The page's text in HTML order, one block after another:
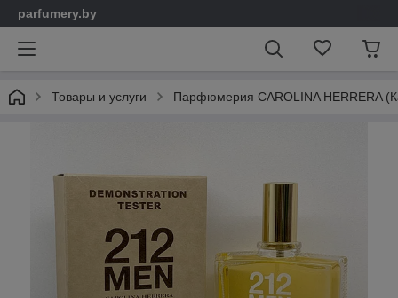
parfumery.by
Товары и услуги Парфюмерия CAROLINA HERRERA